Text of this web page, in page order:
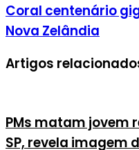
Coral centenário
Nova Zelândia
Artigos
PMs matam jovem
SP, revela imagem